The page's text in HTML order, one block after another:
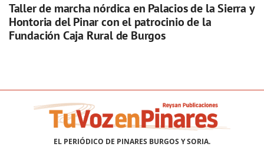
Taller de marcha nórdica en Palacios de la Sierra y
Hontoria del Pinar con el patrocinio de la
Fundación Caja Rural de Burgos
EL PERIÓDICO DE PINARES BURGOS Y SORIA.